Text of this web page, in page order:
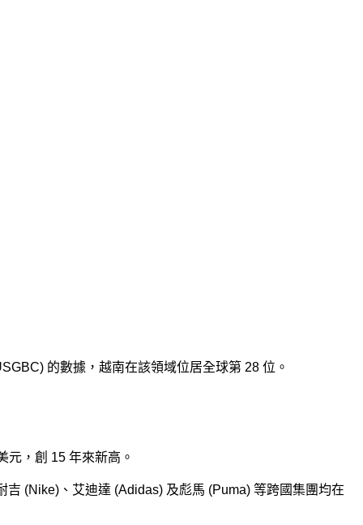
的數據，越南在該領域位居全球第 28 位。
元，創 15 年來新高。
(Nike)、艾迪達 (Adidas) 及彪馬 (Puma) 等跨國集團均在